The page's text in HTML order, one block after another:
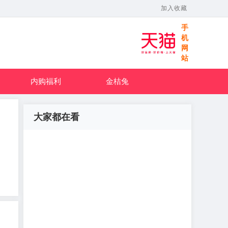
加入收藏
手
机
网
站
内购福利 金桔兔
大家都在看